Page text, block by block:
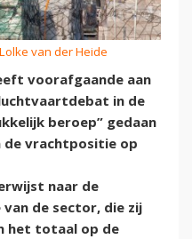
Lolke van der Heide
voorafgaande aan
in de
beroep” gedaan
de vrachtpositie op
naar de
de sector, die zij
het totaal op de